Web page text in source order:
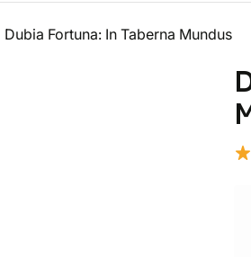
Dubia Fortuna: In Taberna Mundus